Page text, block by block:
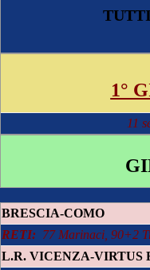
1°
11
BRESCIA-COMO
RETI: 77 Marinaci, 90+2
L.R. VICENZA-VIRTUS